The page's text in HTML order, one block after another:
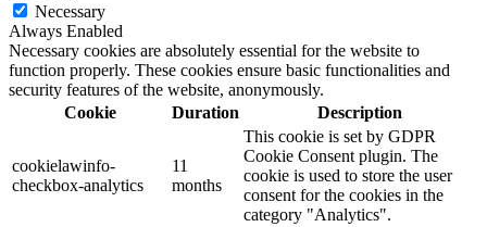
Necessary
Always Enabled
Necessary cookies are absolutely essential for the website to
function properly. These cookies ensure basic functionalities and
security features of the website, anonymously.
Cookie
Duration Description
cookielawinfo-
checkbox-analytics
11
months
This cookie is set by GDPR
Cookie Consent plugin. The
cookie is used to store the user
consent for the cookies in the
category "Analytics".